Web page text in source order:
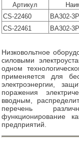
Артикул
CS-22460
ВА302-
CS-22461
ВА302-
Низковольтное
силовыми
одном
применяется для
электроэнергии,
поражения
вводным,
перечень
функционирование
предприятий.